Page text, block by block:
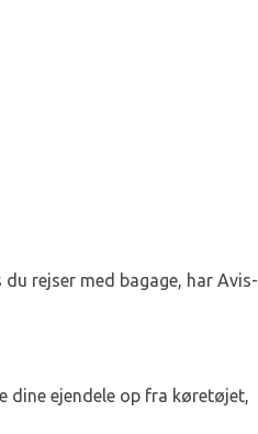
rejser med bagage, har Avis-
dine ejendele op fra køretøjet,